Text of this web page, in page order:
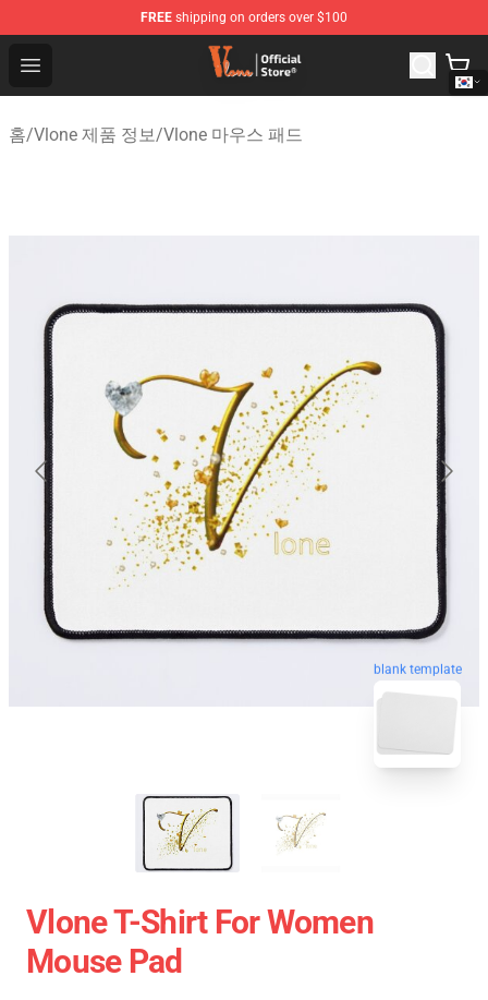
FREE shipping on orders over $100
Open menu
Vlone Shop - Official Vlone Merchandise Store
홈/Vlone 제품 정보/Vlone 마우스 패드
blank template
Vlone T-Shirt For Women
Mouse Pad